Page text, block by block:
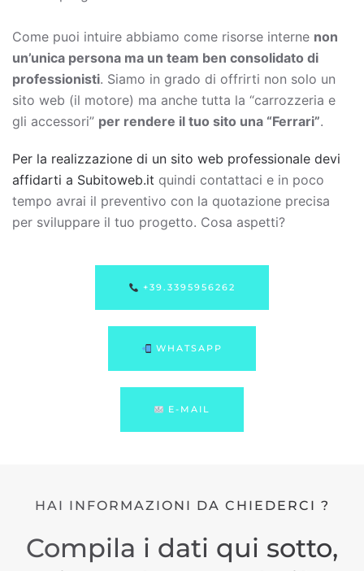
Come puoi intuire abbiamo come risorse interne non
un’unica persona ma un team ben consolidato di
professionisti. Siamo in grado di offrirti non solo un
sito web (il motore) ma anche tutta la “carrozzeria e
gli accessori” per rendere il tuo sito una “Ferrari”.
Per la realizzazione di un sito web professionale devi
affidarti a Subitoweb.it quindi contattaci e in poco
tempo avrai il preventivo con la quotazione precisa
per sviluppare il tuo progetto. Cosa aspetti?
+39.3395956262
WHATSAPP
E-MAIL
HAI INFORMAZIONI DA CHIEDERCI ?
Compila i dati qui sotto,